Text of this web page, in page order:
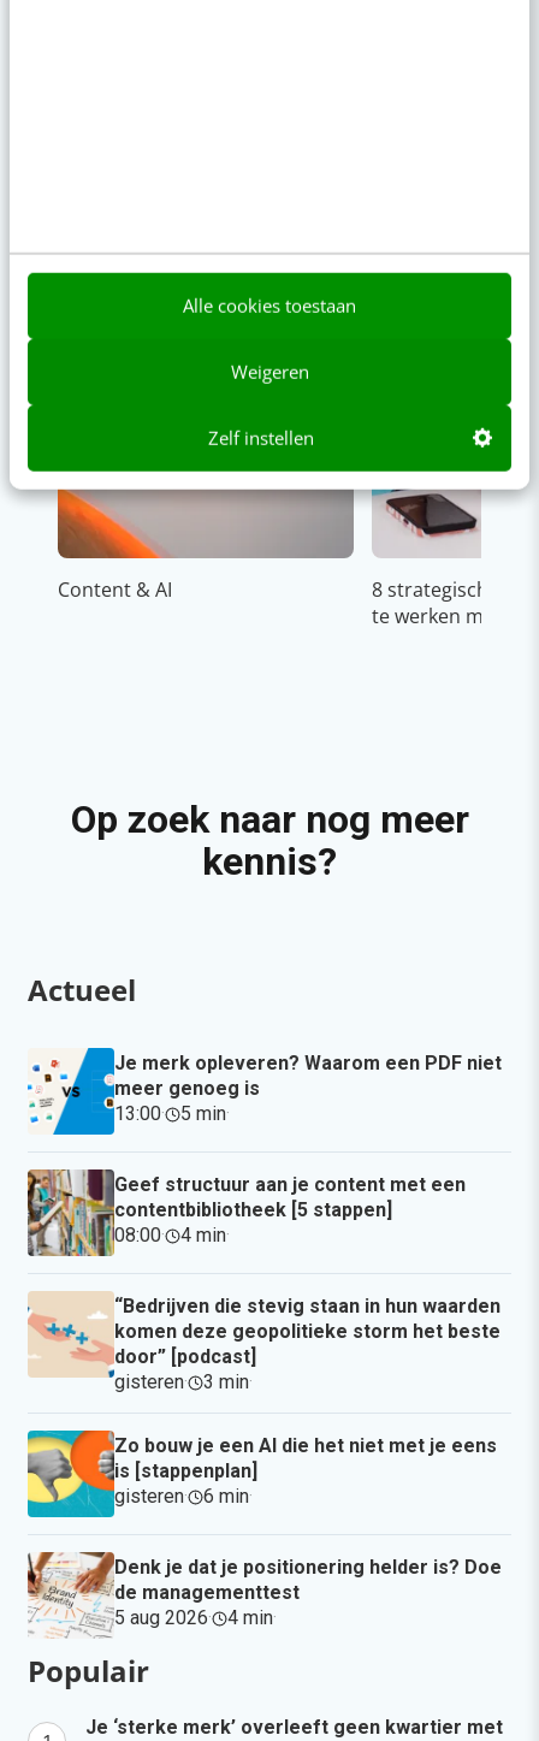
Alle cookies toestaan
Weigeren
Zelf instellen
Content & AI
8 strategische
te werken met
Op zoek naar nog meer
kennis?
Actueel
Je merk opleveren? Waarom een PDF niet
meer genoeg is
13:00· 5 min·
Geef structuur aan je content met een
contentbibliotheek [5 stappen]
08:00· 4 min·
“Bedrijven die stevig staan in hun waarden
komen deze geopolitieke storm het beste
door” [podcast]
gisteren· 3 min·
Zo bouw je een AI die het niet met je eens
is [stappenplan]
gisteren· 6 min·
Denk je dat je positionering helder is? Doe
de managementtest
5 aug 2026· 4 min·
Populair
Je ‘sterke merk’ overleeft geen kwartier met